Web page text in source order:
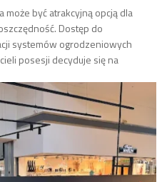
może być atrakcyjną opcją dla
Dostęp do
systemów ogrodzeniowych
posesji decyduje się na